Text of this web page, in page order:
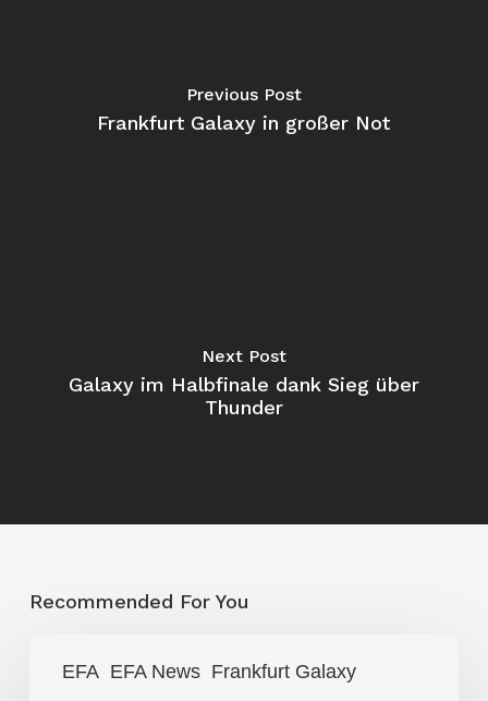
Previous Post
Frankfurt Galaxy in großer Not
Next Post
Galaxy im Halbfinale dank Sieg über
Thunder
Recommended For You
EFA EFA News Frankfurt Galaxy
setzt